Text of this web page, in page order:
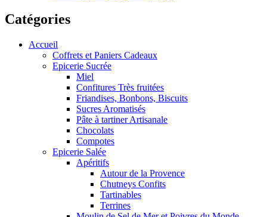
Catégories
Accueil
Coffrets et Paniers Cadeaux
Epicerie Sucrée
Miel
Confitures Très fruitées
Friandises, Bonbons, Biscuits
Sucres Aromatisés
Pâte à tartiner Artisanale
Chocolats
Compotes
Epicerie Salée
Apéritifs
Autour de la Provence
Chutneys Confits
Tartinables
Terrines